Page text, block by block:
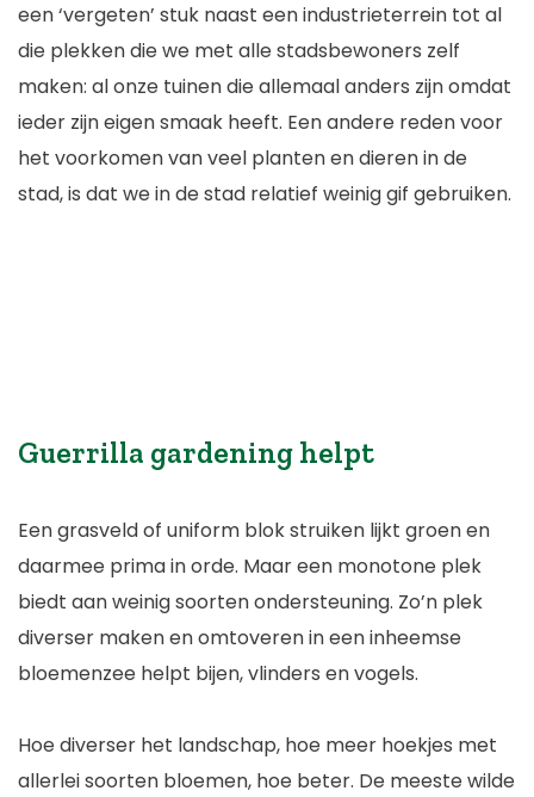
een ‘vergeten’ stuk naast een industrieterrein tot al
die plekken die we met alle stadsbewoners zelf
maken: al onze tuinen die allemaal anders zijn omdat
ieder zijn eigen smaak heeft. Een andere reden voor
het voorkomen van veel planten en dieren in de
stad, is dat we in de stad relatief weinig gif gebruiken.
Guerrilla gardening helpt
Een grasveld of uniform blok struiken lijkt groen en
daarmee prima in orde. Maar een monotone plek
biedt aan weinig soorten ondersteuning. Zo’n plek
diverser maken en omtoveren in een inheemse
bloemenzee helpt bijen, vlinders en vogels.
Hoe diverser het landschap, hoe meer hoekjes met
allerlei soorten bloemen, hoe beter. De meeste wilde